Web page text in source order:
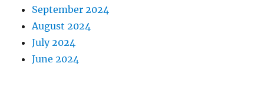
September 2024
August 2024
July 2024
June 2024